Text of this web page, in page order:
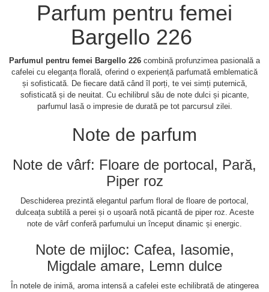
Aromatic-Fructat
Parfum pentru femei
Bargello 226
Parfumul pentru femei Bargello 226 combină profunzimea pasională a
cafelei cu eleganța florală, oferind o experiență parfumată emblematică
și sofisticată. De fiecare dată când îl porți, te vei simți puternică,
sofisticată și de neuitat. Cu echilibrul său de note dulci și picante,
parfumul lasă o impresie de durată pe tot parcursul zilei.
Note de parfum
Note de vârf: Floare de portocal, Pară,
Piper roz
Deschiderea prezintă elegantul parfum floral de floare de portocal,
dulceața subtilă a perei și o ușoară notă picantă de piper roz. Aceste
note de vârf conferă parfumului un început dinamic și energic.
Note de mijloc: Cafea, Iasomie,
Migdale amare, Lemn dulce
În notele de inimă, aroma intensă a cafelei este echilibrată de atingerea